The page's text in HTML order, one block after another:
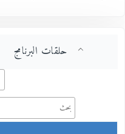
حلقات البرنامج